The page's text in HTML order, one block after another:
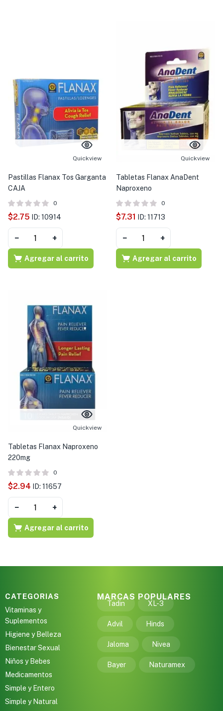
Quickview
Pastillas Flanax Tos Garganta
CAJA
0
$2.75 ID: 10914
− +
Agregar al carrito
Quickview
Tabletas Flanax AnaDent
Naproxeno
0
$7.31 ID: 11713
− +
Agregar al carrito
Quickview
Tabletas Flanax Naproxeno
220mg
0
$2.94 ID: 11657
− +
Agregar al carrito
CATEGORIAS
Vitaminas y
Suplementos
Higiene y Belleza
Bienestar Sexual
Niños y Bebes
Medicamentos
Simple y Entero
Simple y Natural
MARCAS POPULARES
Tadin XL-3
Advil Hinds
Jaloma Nivea
Bayer Naturamex